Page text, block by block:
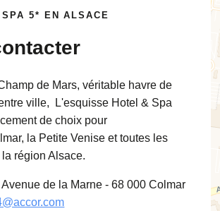
5* EN ALSACE
de Mars, véritable havre de
ville, L'esquisse Hotel & Spa
de choix pour
la Petite Venise et toutes les
région Alsace.
Avenue de la Marne - 68 000 Colmar